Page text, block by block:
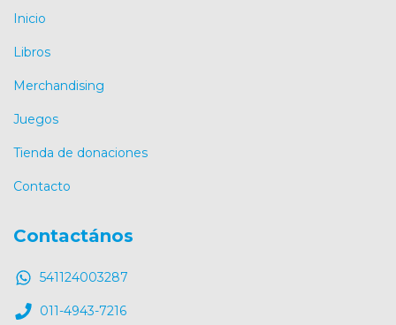
Inicio
Libros
Merchandising
Juegos
Tienda de donaciones
Contacto
Contactános
541124003287
011-4943-7216